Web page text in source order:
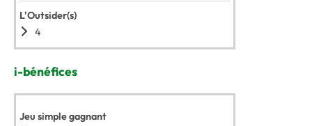
L'Outsider(s)
4
i-bénéfices
Jeu simple gagnant